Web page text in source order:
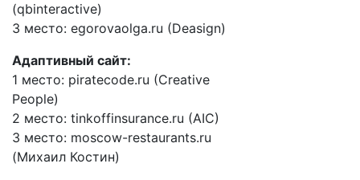
(qbinteractive)
3 место: egorovaolga.ru (Deasign)
Адаптивный сайт:
1 место: piratecode.ru (Creative
People)
2 место: tinkoffinsurance.ru (AIC)
3 место: moscow-restaurants.ru
(Михаил Костин)